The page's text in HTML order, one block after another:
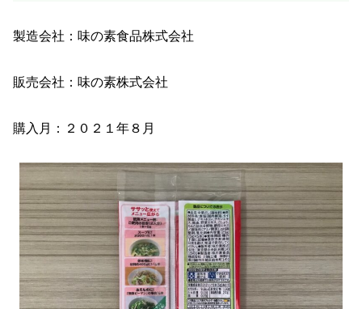
製造会社：味の素食品株式会社
販売会社：味の素株式会社
購入月：２０２１年８月